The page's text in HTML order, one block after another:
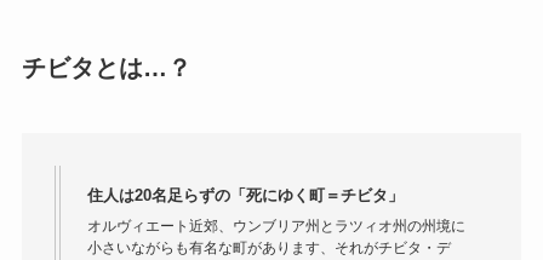
チビタとは…？
住人は20名足らずの「死にゆく町＝チビタ」
オルヴィエート近郊、ウンブリア州とラツィオ州の州境に
小さいながらも有名な町があります、それがチビタ・デ